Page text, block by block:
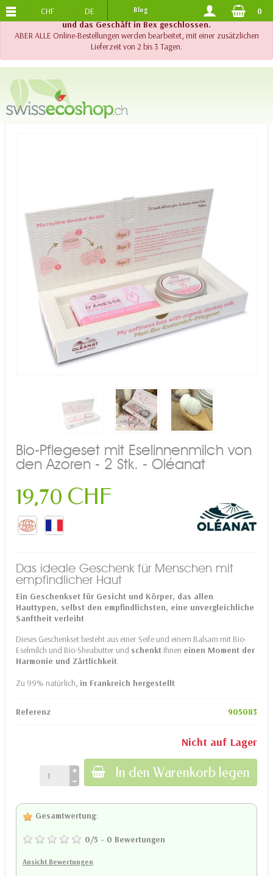
!! Wichtig !! Bis am 20. August 2026 sind der Telefonsupport
und das Geschäft in Bex geschlossen.
ABER ALLE Online-Bestellungen werden bearbeitet, mit einer zusätzlichen
Lieferzeit von 2 bis 3 Tagen.
KOSTENLOSER VERSAND AB 120.-
CHF DE Blog 0
Bio-Pflegeset mit Eselinnenmilch von
den Azoren - 2 Stk. - Oléanat
19,70 CHF
Das ideale Geschenk für Menschen mit
empfindlicher Haut
Ein Geschenkset für Gesicht und Körper, das allen
Hauttypen, selbst den empfindlichsten, eine unvergleichliche
Sanftheit verleiht
Dieses Geschenkset besteht aus einer Seife und einem Balsam mit Bio-
Eselmilch und Bio-Sheabutter und schenkt Ihnen einen Moment der
Harmonie und Zärtlichkeit.
Zu 99% natürlich, in Frankreich hergestellt
Referenz 905083
Nicht auf Lager
In den Warenkorb legen
Gesamtwertung:
0/5 - 0 Bewertungen
Ansicht Bewertungen